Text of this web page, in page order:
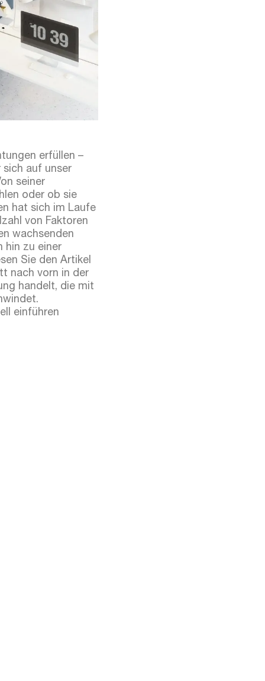
erfüllen –
auf unser
seiner
oder ob sie
hat sich im Laufe
von Faktoren
wachsenden
hin zu einer
Sie den Artikel
nach vorn in der
handelt, die mit
einführen